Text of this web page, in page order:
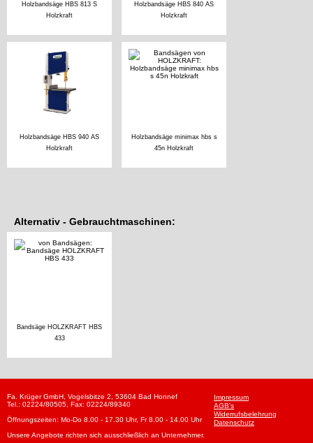
Holzbandsäge HBS 813 S
Holzkraft
Holzbandsäge HBS 840 AS
Holzkraft
Holzbandsäge HBS 940 AS
Holzkraft
Holzbandsäge minimax hbs s
45n Holzkraft
Alternativ - Gebrauchtmaschinen:
Bandsäge HOLZKRAFT HBS
433
Fa. Krüger GmbH, Vogelsbitze 2, 53604 Bad Honnef
Tel.: 02224/80505, Fax: 02224/89340
Öffnungszeiten: Mo-Do 8.00 - 17.30 Uhr, Fr 8.00 - 14.00 Uhr
Unsere Angebote richten sich ausschließlich an Unternehmer.
Impressum
AGB's
Widerrufsbelehrung
Datenschutz